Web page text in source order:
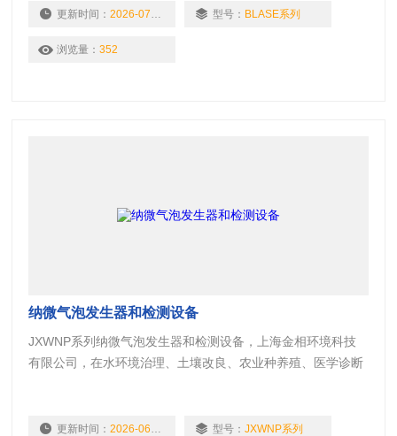
10亿个/ml)。 核心优势2：利用区域划分算法，将大视野分割
估气泡粒径的分布均匀性。
更新时间：2026-07-17 型号： BLASE系列
浏览量：352
纳微气泡发生器和检测设备
JXWNP系列纳微气泡发生器和检测设备，上海金相环境科技
有限公司，在水环境治理、土壤改良、农业种养殖、医学诊断
更新时间：2026-06-11 型号：JXWNP系列